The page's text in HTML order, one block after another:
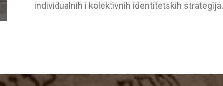
individuаlnih i kolektivnih identitetskih strаtegijа.